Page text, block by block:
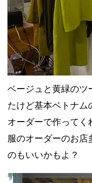
ベージュと黄緑のツ
たけど基本ベトナム
オーダーで作ってく
服のオーダーのお
のもいいかもよ？